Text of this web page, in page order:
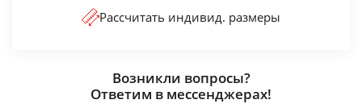
Рассчитать индивид. размеры
Возникли вопросы?
Ответим в мессенджерах!